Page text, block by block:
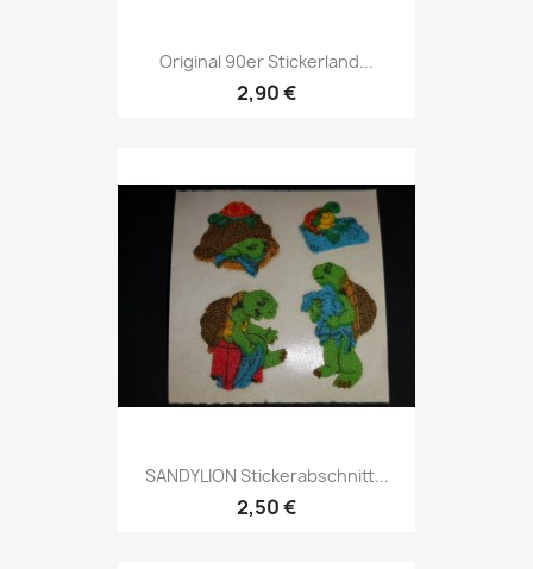
Original 90er Stickerland...
2,90 €
SANDYLION Stickerabschnitt...
2,50 €